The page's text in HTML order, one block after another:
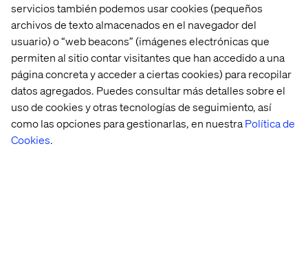
servicios también podemos usar cookies (pequeños
archivos de texto almacenados en el navegador del
usuario) o “web beacons” (imágenes electrónicas que
permiten al sitio contar visitantes que han accedido a una
página concreta y acceder a ciertas cookies) para recopilar
datos agregados. Puedes consultar más detalles sobre el
uso de cookies y otras tecnologías de seguimiento, así
como las opciones para gestionarlas, en nuestraPolítica de
Cookies.
Gordon
Food
Service
Gordon
Food
Service:
Data
Modernization
Matalan
Not
The
Street
Contenido relacionado